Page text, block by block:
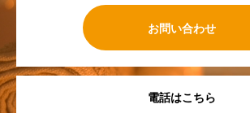
お問い合わせ
電話はこちら